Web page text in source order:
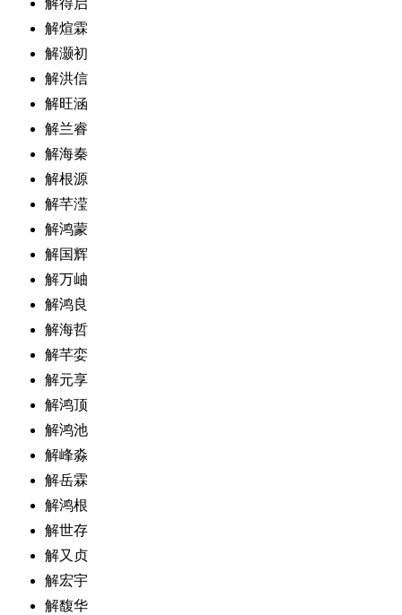
解得启
解煊霖
解灏初
解洪信
解旺涵
解兰睿
解海秦
解根源
解芊滢
解鸿蒙
解国辉
解万岫
解鸿良
解海哲
解芊娈
解元享
解鸿顶
解鸿池
解峰淼
解岳霖
解鸿根
解世存
解又贞
解宏宇
解馥华